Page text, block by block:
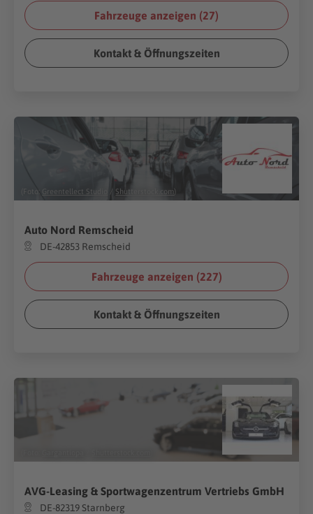
Fahrzeuge anzeigen (27)
Kontakt & Öffnungszeiten
(Foto: Greentellect Studio / Shutterstock.com)
Auto Nord Remscheid
DE-42853 Remscheid
Fahrzeuge anzeigen (227)
Kontakt & Öffnungszeiten
AVG-Leasing & Sportwagenzentrum Vertriebs GmbH
DE-82319 Starnberg